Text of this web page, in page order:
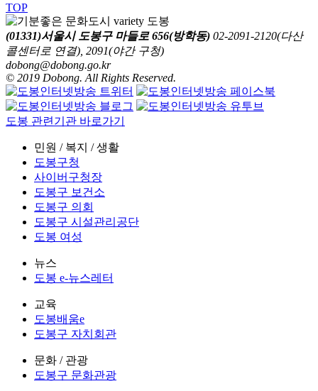
TOP
(01331)서울시 도봉구 마들로 656(방학동) 02-2091-2120(다산
콜센터로 연결), 2091(야간 구청)
dobong@dobong.go.kr
© 2019 Dobong. All Rights Reserved.
도봉 관련기관 바로가기
민원 / 복지 / 생활
도봉구청
사이버구청장
도봉구 보건소
도봉구 의회
도봉구 시설관리공단
도봉 여성
뉴스
도봉 e-뉴스레터
교육
도봉배움e
도봉구 자치회관
문화 / 관광
도봉구 문화관광